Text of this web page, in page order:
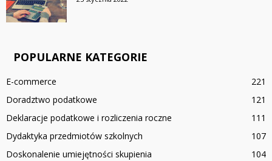
POPULARNE KATEGORIE
E-commerce
221
Doradztwo podatkowe
121
Deklaracje podatkowe i rozliczenia roczne
111
Dydaktyka przedmiotów szkolnych
107
Doskonalenie umiejętności skupienia
104